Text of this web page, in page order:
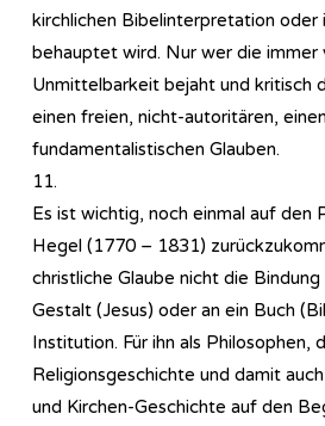
kirchlichen Bibelinterpretation oder
behauptet wird. Nur wer die
Unmittelbarkeit bejaht und kritisch
einen freien, nicht-autoritären,
fundamentalistischen Glauben.
11.
Es ist wichtig, noch einmal auf den
Hegel (1770 – 1831)
christliche Glaube nicht die
Gestalt (Jesus) oder an ein Buch
Institution. Für ihn als Philosophen,
Religionsgeschichte und damit
und Kirchen-Geschichte auf den